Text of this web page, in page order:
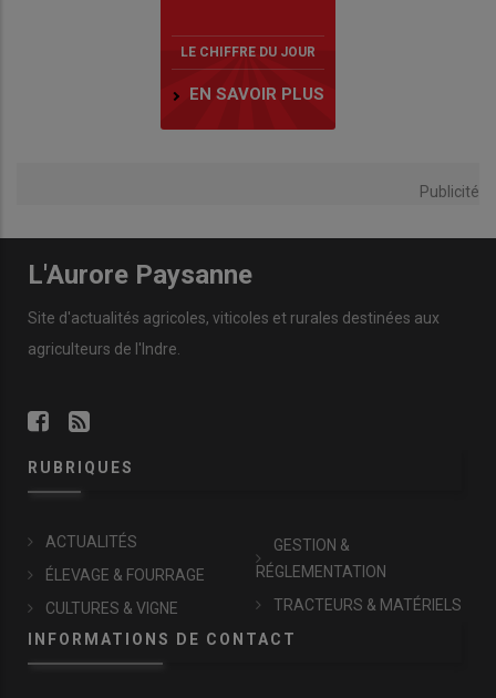
LE CHIFFRE DU JOUR
EN SAVOIR PLUS
Publicité
L'Aurore Paysanne
Site d'actualités agricoles, viticoles et rurales destinées aux
agriculteurs de l'Indre.
RUBRIQUES
ACTUALITÉS
ÉLEVAGE & FOURRAGE
CULTURES & VIGNE
GESTION &
RÉGLEMENTATION
TRACTEURS & MATÉRIELS
INFORMATIONS DE CONTACT